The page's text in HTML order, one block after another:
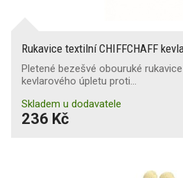
Rukavice textilní CHIFFCHAFF
Pletené bezešvé obouruké
kevlarového úpletu proti…
Skladem u dodavatele
236 Kč